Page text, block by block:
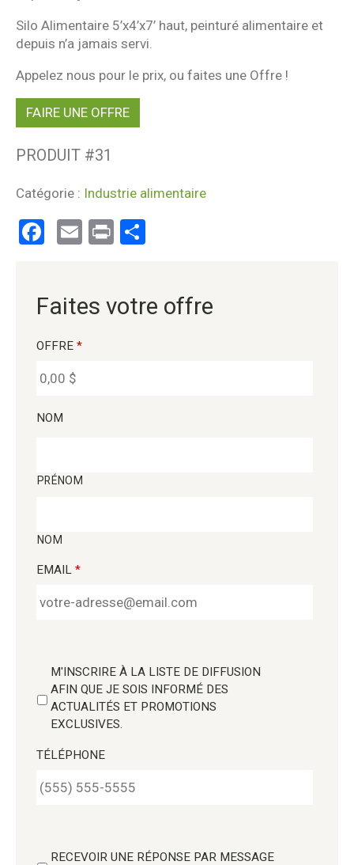
Silo Alimentaire 5’x4’x7’ haut, peinturé alimentaire et
depuis n’a jamais servi.
Appelez nous pour le prix, ou faites une Offre !
FAIRE UNE OFFRE
PRODUIT #31
Catégorie : Industrie alimentaire
Facebook
Email
Print
Faites votre offre
OFFRE *
NOM
PRÉNOM
NOM
EMAIL *
M'INSCRIRE À LA LISTE DE DIFFUSION
AFIN QUE JE SOIS INFORMÉ DES
ACTUALITÉS ET PROMOTIONS
EXCLUSIVES.
TÉLÉPHONE
RECEVOIR UNE RÉPONSE PAR MESSAGE